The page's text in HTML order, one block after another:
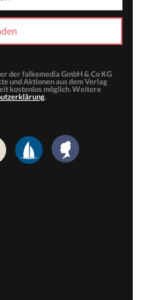
der falkemedia GmbH & Co KG
und Aktionen aus dem Verlag
kostenlos möglich. Weitere
.